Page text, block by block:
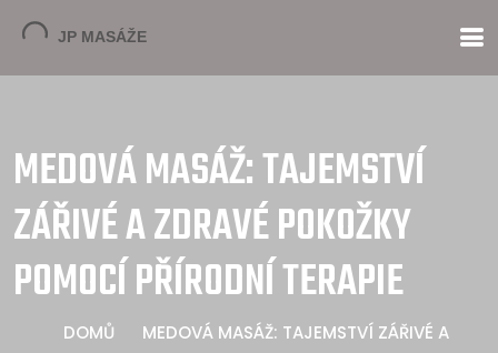
MEDOVÁ MASÁŽ: TAJEMSTVÍ
ZÁŘIVÉ A ZDRAVÉ POKOŽKY
POMOCÍ PŘÍRODNÍ TERAPIE
DOMŮ
MEDOVÁ MASÁŽ: TAJEMSTVÍ ZÁŘIVÉ A